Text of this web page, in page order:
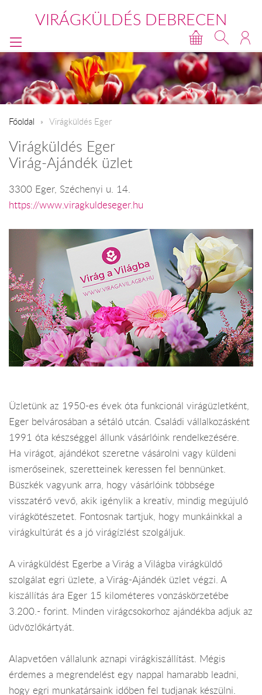
VIRÁGKÜLDÉS DEBRECEN
Főoldal Virágküldés Eger
Virágküldés Eger
Virág-Ajándék üzlet
3300 Eger, Széchenyi u. 14.
https://www.viragkuldeseger.hu
Üzletünk az 1950-es évek óta funkcionál virágüzletként,
Eger belvárosában a sétáló utcán. Családi vállalkozásként
1991 óta készséggel állunk vásárlóink rendelkezésére.
Ha virágot, ajándékot szeretne vásárolni vagy küldeni
ismerőseinek, szeretteinek keressen fel bennünket.
Büszkék vagyunk arra, hogy vásárlóink többsége
visszatérő vevő, akik igénylik a kreatív, mindig megújuló
virágkötészetet. Fontosnak tartjuk, hogy munkáinkkal a
virágkultúrát és a jó virágízlést szolgáljuk.
A virágküldést Egerbe a Virág a Világba virágküldő
szolgálat egri üzlete, a Virág-Ajándék üzlet végzi. A
kiszállítás ára Eger 15 kilométeres vonzáskörzetébe
3.200.- forint. Minden virágcsokorhoz ajándékba adjuk az
üdvözlőkártyát.
Alapvetően vállalunk aznapi virágkiszállítást. Mégis
érdemes a megrendelést egy nappal hamarabb leadni,
hogy egri munkatársaink időben fel tudjanak készülni.